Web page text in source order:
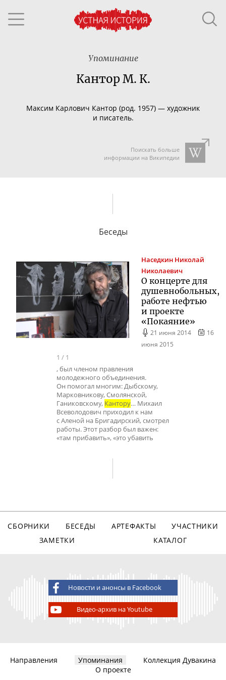
Упоминание
Кантор М. К.
Максим Карлович Кантор (род. 1957) — художник
и писатель.
Поискать больше
информации на Википедии
Беседы
Наседкин Николай
Николаевич
О концерте для
душевнобольных,
работе нефтью
и проекте
«Покаяние»
21 июня 2014
16
июня 2015
1 / 1
, был членом правления
молодежного объединения.
Он помогал многим: Дыбскому,
Марковникову, Смолянской,
Ганиковскому, Кантору… Михаил
Всеволодович приходил к нам
с Аленой на Бригадирский, смотрел
работы. Этот разбор был важен:
«там прибавить», «это убавить
СБОРНИКИ БЕСЕДЫ АРТЕФАКТЫ
УЧАСТНИКИ
ЗАМЕТКИ
КАТАЛОГ
Новости и анонсы в Facebook
Видео-архив на Youtube
Направления Упоминания
Коллекция Дувакина
О проекте